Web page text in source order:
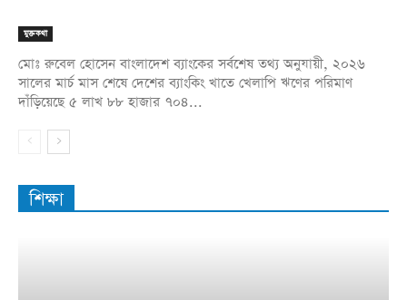
মুক্তকথা
মোঃ রুবেল হোসেন বাংলাদেশ ব্যাংকের সর্বশেষ তথ্য অনুযায়ী, ২০২৬
সালের মার্চ মাস শেষে দেশের ব্যাংকিং খাতে খেলাপি ঋণের পরিমাণ
দাঁড়িয়েছে ৫ লাখ ৮৮ হাজার ৭০৪...
শিক্ষা